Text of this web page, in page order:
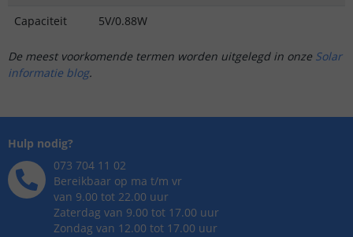
Capaciteit
5V/0.88W
De meest voorkomende termen worden uitgelegd in onze Solar
informatie blog.
Hulp nodig?
073 704 11 02
Bereikbaar op ma t/m vr
van 9.00 tot 22.00 uur
Zaterdag van 9.00 tot 17.00 uur
Zondag van 12.00 tot 17.00 uur